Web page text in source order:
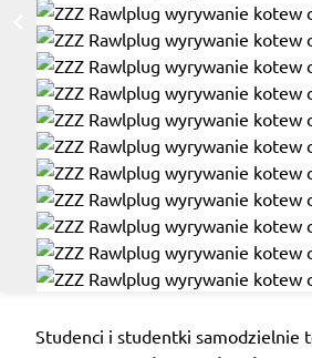
Studenci i studentki samodzielnie